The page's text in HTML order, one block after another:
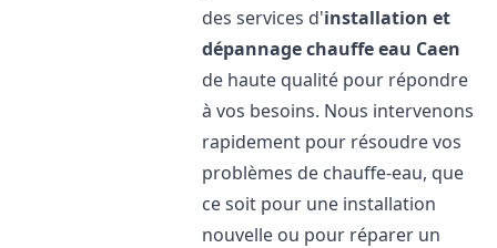
des services d'installation et
dépannage chauffe eau Caen
de haute qualité pour répondre
à vos besoins. Nous intervenons
rapidement pour résoudre vos
problèmes de chauffe-eau, que
ce soit pour une installation
nouvelle ou pour réparer un